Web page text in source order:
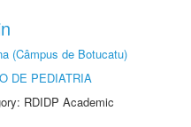
(Câmpus de Botucatu)
DE PEDIATRIA
RDIDP Academic